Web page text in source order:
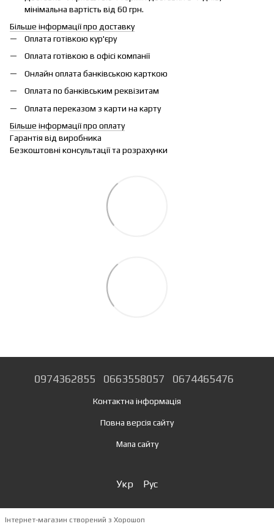
мінімальна вартість від 60 грн.
Більше інформації про доставку
Оплата готівкою кур'єру
Оплата готівкою в офісі компанії
Онлайн оплата банківською карткою
Оплата по банківським реквізитам
Оплата переказом з карти на карту
Більше інформації про оплату
Гарантія від виробника
Безкоштовні консультації та розрахунки
0974362855 0663558057 0674465476
Контактна інформація
Повна версія сайту
Мапа сайту
Укр Рус
Інтернет-магазин створений з Хорошоп